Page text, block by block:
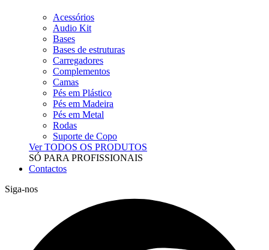
Acessórios
Audio Kit
Bases
Bases de estruturas
Carregadores
Complementos
Camas
Pés em Plástico
Pés em Madeira
Pés em Metal
Rodas
Suporte de Copo
Ver TODOS OS PRODUTOS
SÓ PARA PROFISSIONAIS
Contactos
Siga-nos